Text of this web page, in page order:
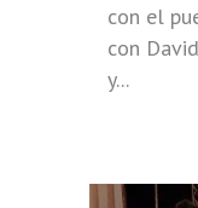
con el
con
y...